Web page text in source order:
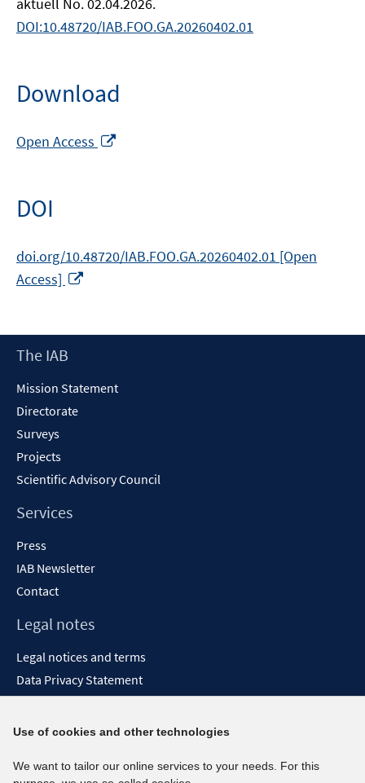
DOI:10.48720/IAB.FOO.GA.20260402.01
Download
Open Access
DOI
doi.org/10.48720/IAB.FOO.GA.20260402.01 [Open
Access]
new
Footer
The IAB
Mission Statement
Directorate
Surveys
Projects
Scientific Advisory Council
Services
Press
IAB Newsletter
Contact
Legal notes
Legal notices and terms
Data Privacy Statement
Report Accessibility
Social media channels
Use of cookies and other technologies
We want to tailor our online services to your needs. For this